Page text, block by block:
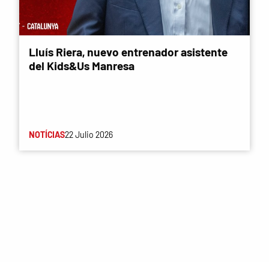
Lluís Riera, nuevo entrenador asistente
del Kids&Us Manresa
NOTÍCIAS22 Julio 2026